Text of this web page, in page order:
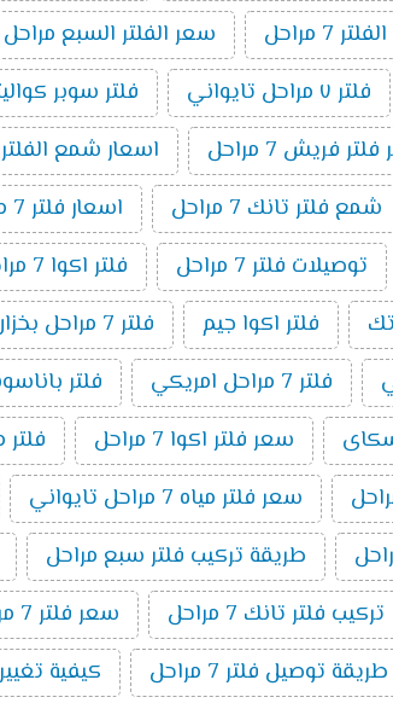
مراحل
سعر الفلتر السبع مراحل
فلتر ٧ مراحل تايواني فلتر سوبر
فريش 7 مراحل اسعار شمع الفلتر 7 مراحل تانك
شمع فلتر تانك 7 مراحل اسعار فلتر 7 مراحل
توصيلات فلتر 7 مراحل فلتر اكوا 7 مراحل
فلتر اكوا جيم فلتر 7 مراحل بخزان
فلتر 7 مراحل امريكي فلتر باناسونيك
سعر فلتر اكوا 7 مراحل فلتر
سعر فلتر مياه 7 مراحل تايواني
طريقة تركيب فلتر سبع مراحل
تركيب فلتر تانك 7 مراحل سعر فلتر 7 مراحل
طريقة توصيل فلتر 7 مراحل كيفية تغيير